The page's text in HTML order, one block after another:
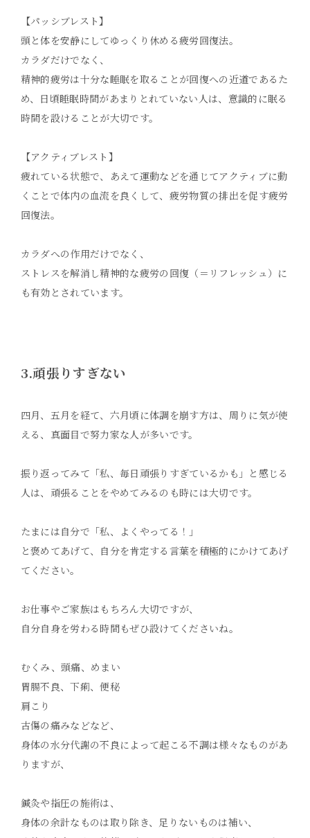
【パッシブレスト】
頭と体を安静にしてゆっくり休める疲労回復法。
カラダだけでなく、
精神的疲労は十分な睡眠を取ることが回復への近道であるた
め、日頃睡眠時間があまりとれていない人は、意識的に眠る
時間を設けることが大切です。
【アクティブレスト】
疲れている状態で、あえて運動などを通じてアクティブに動
くことで体内の血流を良くして、疲労物質の排出を促す疲労
回復法。
カラダへの作用だけでなく、
ストレスを解消し精神的な疲労の回復（＝リフレッシュ）に
も有効とされています。
3.頑張りすぎない
四月、五月を経て、六月頃に体調を崩す方は、周りに気が使
える、真面目で努力家な人が多いです。
振り返ってみて「私、毎日頑張りすぎているかも」と感じる
人は、頑張ることをやめてみるのも時には大切です。
たまには自分で「私、よくやってる！」
と褒めてあげて、自分を肯定する言葉を積極的にかけてあげ
てください。
お仕事やご家族はもちろん大切ですが、
自分自身を労わる時間もぜひ設けてくださいね。
むくみ、頭痛、めまい
胃腸不良、下痢、便秘
肩こり
古傷の痛みなどなど、
身体の水分代謝の不良によって起こる不調は様々なものがあ
りますが、
鍼灸や指圧の施術は、
身体の余計なものは取り除き、足りないものは補い、